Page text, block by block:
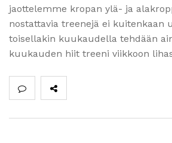
jaottelemme kropan ylä- ja
nostattavia treenejä ei kuitenkaan
toisellakin kuukaudella tehdään
kuukauden hiit treeni viikkoon